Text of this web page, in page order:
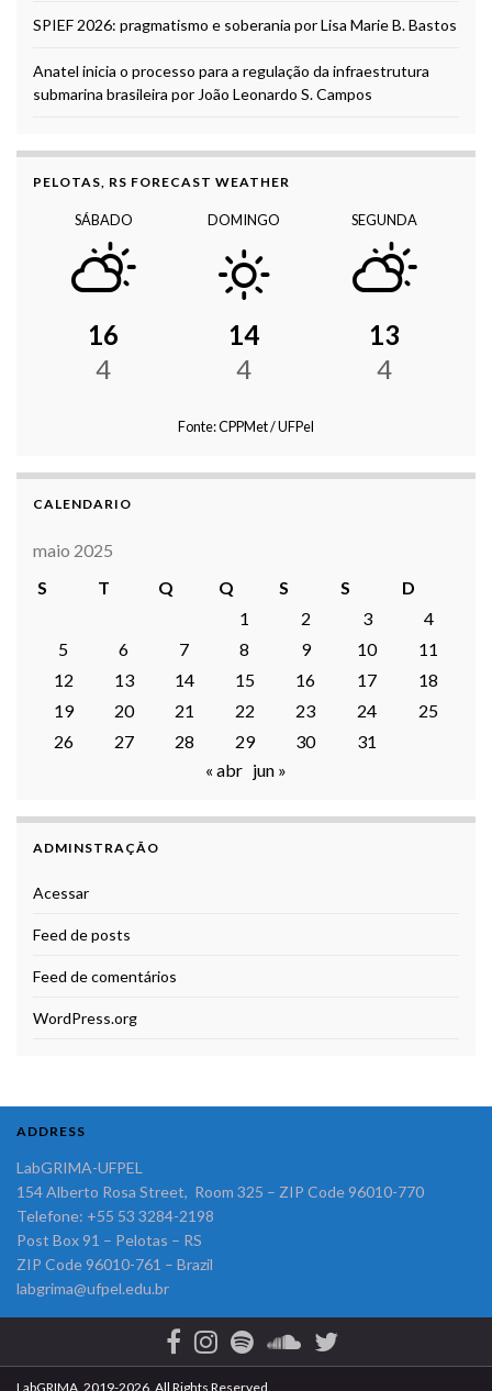
SPIEF 2026: pragmatismo e soberania por Lisa Marie B. Bastos
Anatel inicia o processo para a regulação da infraestrutura
submarina brasileira por João Leonardo S. Campos
PELOTAS, RS FORECAST WEATHER
SÁBADO
16
4
DOMINGO
14
4
SEGUNDA
13
4
Fonte: CPPMet / UFPel
CALENDARIO
maio 2025
S
T Q Q S S
D
1
2 3
4
5
6 7 8 9 10
11
12
13 14 15 16 17
18
19
20 21 22 23 24
25
26
27 28 29 30
31
« abr jun »
ADMINSTRAÇÃO
Acessar
Feed de posts
Feed de comentários
WordPress.org
ADDRESS
LabGRIMA-UFPEL
154 Alberto Rosa Street, Room 325 – ZIP Code 96010-770
Telefone: +55 53 3284-2198
Post Box 91 – Pelotas – RS
ZIP Code 96010-761 – Brazil
labgrima@ufpel.edu.br
LabGRIMA, 2019-2026. All Rights Reserved.